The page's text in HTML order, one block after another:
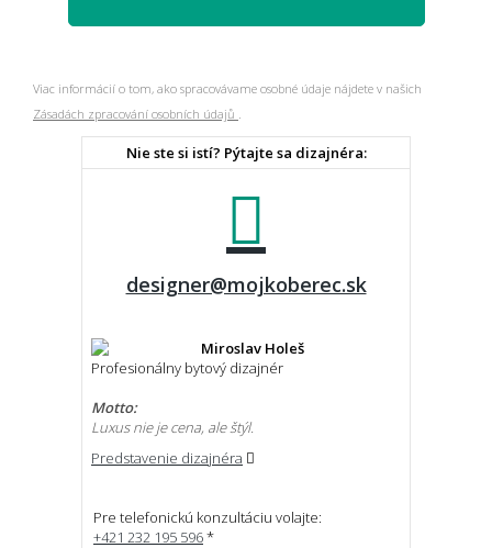
Viac informácií o tom, ako spracovávame osobné údaje nájdete v našich
Zásadách zpracování osobních údajů
Nie ste si istí? Pýtajte sa dizajnéra:
designer@mojkoberec.sk
Miroslav Holeš
Profesionálny bytový dizajnér
Motto:
Luxus nie je cena, ale štýl.
Predstavenie dizajnéra
Pre telefonickú konzultáciu volajte:
+421 232 195 596*